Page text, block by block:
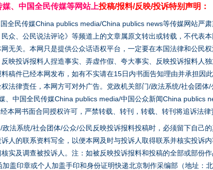
、中国全民传媒等网站上投稿/报料/反映/投诉特别声明：
全民传媒China publics media/China publics news等传媒网站严肃
民众、公民说法评论》等频道上的文章属原文转出或转载，不代表
无关。本网只是提供公众话语权平台，一定要在本国法律和公民
映投诉报料人捏造事实、弄虚作假、夸大事实、反映投诉报料人
稿件已经本网发布，如有不实请在15日内书面告知理由并承担因
法律责任，本网方可对外广告。党政机关部门/政法系统/社会团体
、中国全民传媒China publics media/中国公众新闻China publics
本网书面合同授权许可，严禁转载、转刊，转载、转刊将追诉法律
法系统/社会团体/公众/公民反映投诉报料投稿时，必须留下自己
人的联系资料写全，以便本网及时与投诉人取得联系并核实投诉
实及调查被投诉人。注：如被反映投诉报料和投稿的全部或部份
盖印章或个人加盖手印和身份证明快递北京制作采编部（地址：